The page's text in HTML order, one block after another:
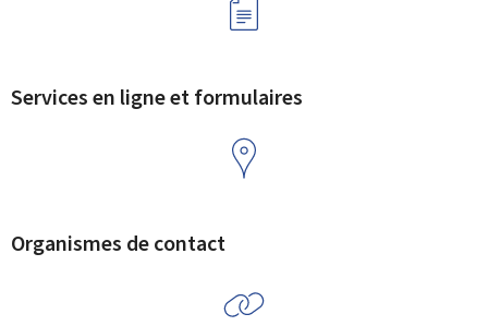
Services en ligne et formulaires
Organismes de contact